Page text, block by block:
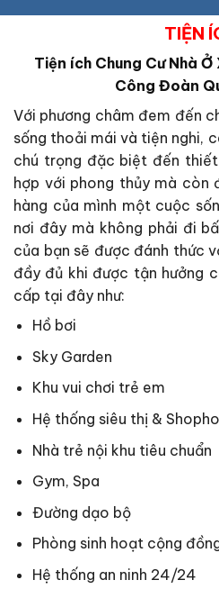
TIỆN
Tiện ích Chung Cư Nhà
Công Đoàn
Với phương châm đem đến
sống thoải mái và tiện nghi,
chú trọng đặc biệt đến
hợp với phong thủy mà còn
hàng của mình một cuộc
nơi đây mà không phải đi
của bạn sẽ được đánh thức
đầy đủ khi được tận hưởng
cấp tại đây như:
Hồ bơi
Sky Garden
Khu vui chơi trẻ em
Hệ thống siêu thị &
Nhà trẻ nội khu tiêu chuẩn
Gym, Spa
Đường dạo bộ
Phòng sinh hoạt cộng
Hệ thống an ninh 24/24